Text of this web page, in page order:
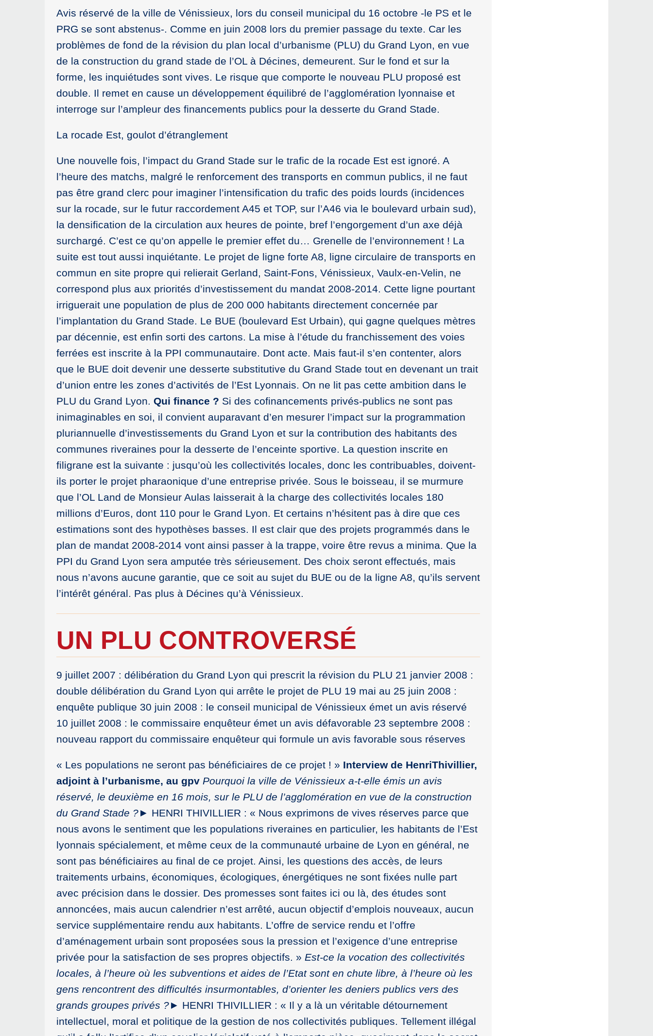
Avis réservé de la ville de Vénissieux, lors du conseil municipal du 16 octobre -le PS et le
PRG se sont abstenus-. Comme en juin 2008 lors du premier passage du texte. Car les
problèmes de fond de la révision du plan local d’urbanisme (PLU) du Grand Lyon, en vue
de la construction du grand stade de l’OL à Décines, demeurent. Sur le fond et sur la
forme, les inquiétudes sont vives. Le risque que comporte le nouveau PLU proposé est
double. Il remet en cause un développement équilibré de l’agglomération lyonnaise et
interroge sur l’ampleur des financements publics pour la desserte du Grand Stade.
La rocade Est, goulot d’étranglement
Une nouvelle fois, l’impact du Grand Stade sur le trafic de la rocade Est est ignoré. A
l’heure des matchs, malgré le renforcement des transports en commun publics, il ne faut
pas être grand clerc pour imaginer l’intensification du trafic des poids lourds (incidences
sur la rocade, sur le futur raccordement A45 et TOP, sur l’A46 via le boulevard urbain sud),
la densification de la circulation aux heures de pointe, bref l’engorgement d’un axe déjà
surchargé. C’est ce qu’on appelle le premier effet du… Grenelle de l’environnement ! La
suite est tout aussi inquiétante. Le projet de ligne forte A8, ligne circulaire de transports en
commun en site propre qui relierait Gerland, Saint-Fons, Vénissieux, Vaulx-en-Velin, ne
correspond plus aux priorités d’investissement du mandat 2008-2014. Cette ligne pourtant
irriguerait une population de plus de 200 000 habitants directement concernée par
l’implantation du Grand Stade. Le BUE (boulevard Est Urbain), qui gagne quelques mètres
par décennie, est enfin sorti des cartons. La mise à l’étude du franchissement des voies
ferrées est inscrite à la PPI communautaire. Dont acte. Mais faut-il s’en contenter, alors
que le BUE doit devenir une desserte substitutive du Grand Stade tout en devenant un trait
d’union entre les zones d’activités de l’Est Lyonnais. On ne lit pas cette ambition dans le
PLU du Grand Lyon. Qui finance ? Si des cofinancements privés-publics ne sont pas
inimaginables en soi, il convient auparavant d’en mesurer l’impact sur la programmation
pluriannuelle d’investissements du Grand Lyon et sur la contribution des habitants des
communes riveraines pour la desserte de l’enceinte sportive. La question inscrite en
filigrane est la suivante : jusqu’où les collectivités locales, donc les contribuables, doivent-
ils porter le projet pharaonique d’une entreprise privée. Sous le boisseau, il se murmure
que l’OL Land de Monsieur Aulas laisserait à la charge des collectivités locales 180
millions d’Euros, dont 110 pour le Grand Lyon. Et certains n’hésitent pas à dire que ces
estimations sont des hypothèses basses. Il est clair que des projets programmés dans le
plan de mandat 2008-2014 vont ainsi passer à la trappe, voire être revus a minima. Que la
PPI du Grand Lyon sera amputée très sérieusement. Des choix seront effectués, mais
nous n’avons aucune garantie, que ce soit au sujet du BUE ou de la ligne A8, qu’ils servent
l’intérêt général. Pas plus à Décines qu’à Vénissieux.
UN PLU CONTROVERSÉ
9 juillet 2007 : délibération du Grand Lyon qui prescrit la révision du PLU 21 janvier 2008 :
double délibération du Grand Lyon qui arrête le projet de PLU 19 mai au 25 juin 2008 :
enquête publique 30 juin 2008 : le conseil municipal de Vénissieux émet un avis réservé
10 juillet 2008 : le commissaire enquêteur émet un avis défavorable 23 septembre 2008 :
nouveau rapport du commissaire enquêteur qui formule un avis favorable sous réserves
« Les populations ne seront pas bénéficiaires de ce projet ! » Interview de HenriThivillier,
adjoint à l’urbanisme, au gpv Pourquoi la ville de Vénissieux a-t-elle émis un avis
réservé, le deuxième en 16 mois, sur le PLU de l’agglomération en vue de la construction
du Grand Stade ?► HENRI THIVILLIER : « Nous exprimons de vives réserves parce que
nous avons le sentiment que les populations riveraines en particulier, les habitants de l’Est
lyonnais spécialement, et même ceux de la communauté urbaine de Lyon en général, ne
sont pas bénéficiaires au final de ce projet. Ainsi, les questions des accès, de leurs
traitements urbains, économiques, écologiques, énergétiques ne sont fixées nulle part
avec précision dans le dossier. Des promesses sont faites ici ou là, des études sont
annoncées, mais aucun calendrier n’est arrêté, aucun objectif d’emplois nouveaux, aucun
service supplémentaire rendu aux habitants. L’offre de service rendu et l’offre
d’aménagement urbain sont proposées sous la pression et l’exigence d’une entreprise
privée pour la satisfaction de ses propres objectifs. » Est-ce la vocation des collectivités
locales, à l’heure où les subventions et aides de l’Etat sont en chute libre, à l’heure où les
gens rencontrent des difficultés insurmontables, d’orienter les deniers publics vers des
grands groupes privés ?► HENRI THIVILLIER : « Il y a là un véritable détournement
intellectuel, moral et politique de la gestion de nos collectivités publiques. Tellement illégal